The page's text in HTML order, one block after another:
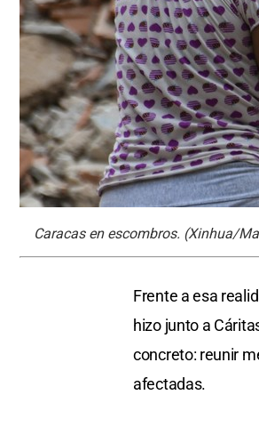
Caracas en escombros. (Xinhua/
Frente a esa
hizo junto a
concreto: reunir
afectadas.